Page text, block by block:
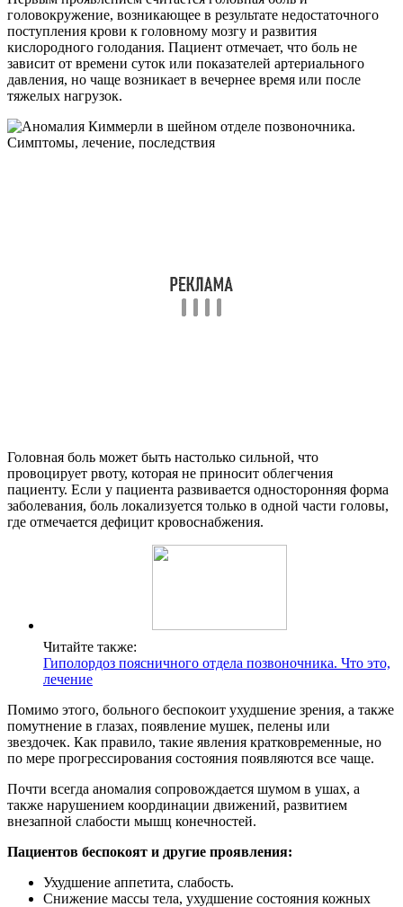
головокружение, возникающее в результате недостаточного
поступления крови к головному мозгу и развития
кислородного голодания. Пациент отмечает, что боль не
зависит от времени суток или показателей артериального
давления, но чаще возникает в вечернее время или после
тяжелых нагрузок.
Головная боль может быть настолько сильной, что
провоцирует рвоту, которая не приносит облегчения
пациенту. Если у пациента развивается односторонняя форма
заболевания, боль локализуется только в одной части головы,
где отмечается дефицит кровоснабжения.
Читайте также:
Гиполордоз поясничного отдела позвоночника. Что это,
лечение
Помимо этого, больного беспокоит ухудшение зрения, а также
помутнение в глазах, появление мушек, пелены или
звездочек. Как правило, такие явления кратковременные, но
по мере прогрессирования состояния появляются все чаще.
Почти всегда аномалия сопровождается шумом в ушах, а
также нарушением координации движений, развитием
внезапной слабости мышц конечностей.
Пациентов беспокоят и другие проявления:
Ухудшение аппетита, слабость.
Снижение массы тела, ухудшение состояния кожных